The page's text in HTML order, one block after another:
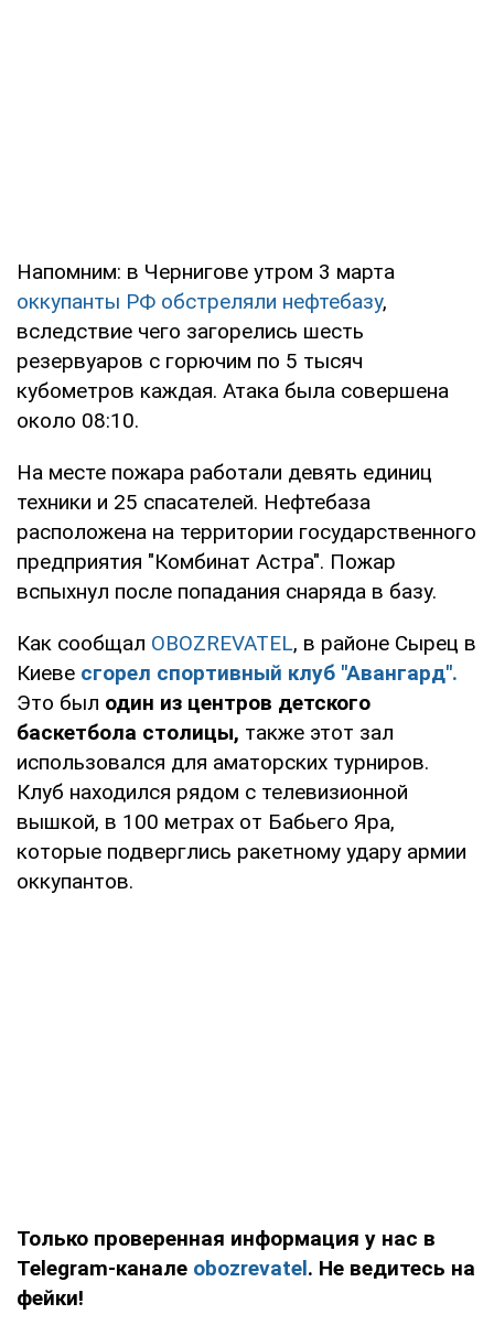
Напомним: в Чернигове утром 3 марта
оккупанты РФ обстреляли нефтебазу,
вследствие чего загорелись шесть
резервуаров с горючим по 5 тысяч
кубометров каждая. Атака была совершена
около 08:10.
На месте пожара работали девять единиц
техники и 25 спасателей. Нефтебаза
расположена на территории государственного
предприятия "Комбинат Астра". Пожар
вспыхнул после попадания снаряда в базу.
Как сообщал OBOZREVATEL, в районе Сырец в
Киеве сгорел спортивный клуб "Авангард".
Это был один из центров детского
баскетбола столицы, также этот зал
использовался для аматорских турниров.
Клуб находился рядом с телевизионной
вышкой, в 100 метрах от Бабьего Яра,
которые подверглись ракетному удару армии
оккупантов.
Только проверенная информация у нас в
Telegram-канале obozrevatel. Не ведитесь на
фейки!